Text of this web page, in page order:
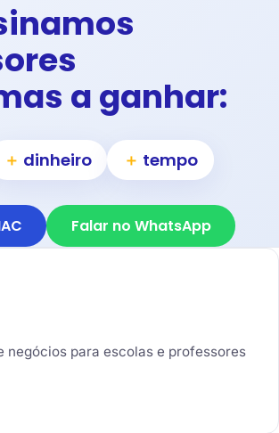
a ganhar:
＋ dinheiro ＋ tempo
Falar no WhatsApp
negócios para escolas e professores